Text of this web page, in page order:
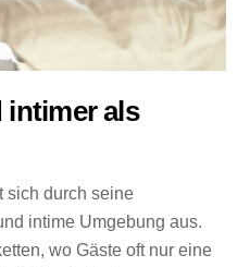
intimer als
sich durch seine
intime Umgebung aus.
wo Gäste oft nur eine